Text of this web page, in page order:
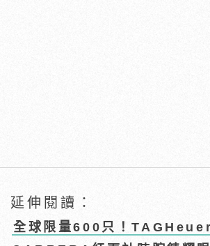
延伸閱讀：
全球限量600只！